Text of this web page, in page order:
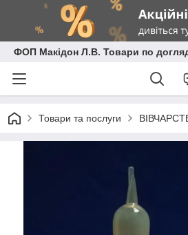
ФОП Макідон Л.В. Товари по
Товари та послуги